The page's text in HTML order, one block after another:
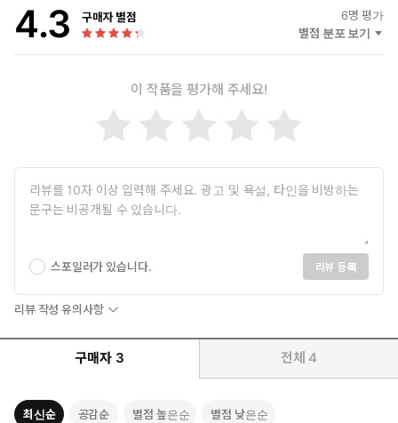
4.3 구매자 별점 6명 평가
별점 분포 보기
이 작품을 평가해 주세요!
스포일러가 있습니다. 리뷰 등록
리뷰 작성 유의사항
구매자 3 전체 4
최신순 공감순 별점 높은순 별점 낮은순